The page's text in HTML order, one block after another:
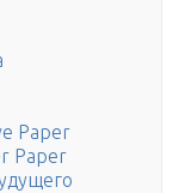
Paper
Paper